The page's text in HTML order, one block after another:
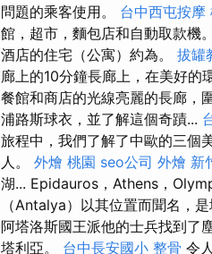
問題的乘客使用。 台中西屯按摩
館，超市，麵包店和自動取款機
酒店的住宅（公寓）約為。 拔罐
廊上的10分鐘長廊上，在美好的
餐館和商店的光線亮麗的長廊，
浦路斯球衣，並了解這個奇蹟...
旅程中，我們了解了中歐的三個
人。 外燴 桃園 seo公司 外燴 新
湖... Epidauros，Athens，
（Antalya）以其位置而聞名，
阿塔洛斯國王派他的士兵找到了
塔利亞。 台中長安國小 整骨 令